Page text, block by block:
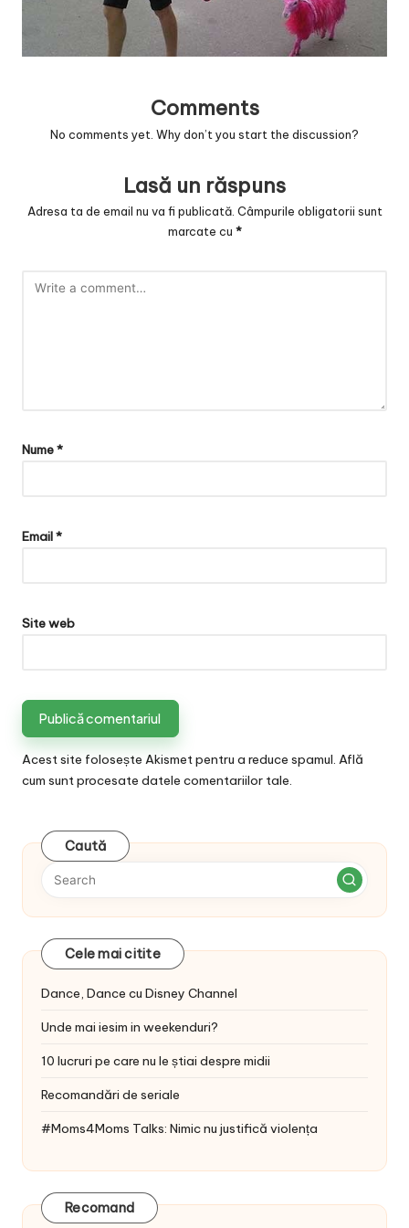
v
a
e
Comments
No comments yet. Why don’t you start the discussion?
Lasă un răspuns
Adresa ta de email nu va fi publicată. Câmpurile obligatorii sunt
marcate cu *
Nume*
Email*
Site web
Acest site folosește Akismet pentru a reduce spamul. Află
cum sunt procesate datele comentariilor tale.
Caută
Cele mai citite
Dance, Dance cu Disney Channel
Unde mai iesim in weekenduri?
10 lucruri pe care nu le știai despre midii
Recomandări de seriale
#Moms4Moms Talks: Nimic nu justifică violența
Recomand